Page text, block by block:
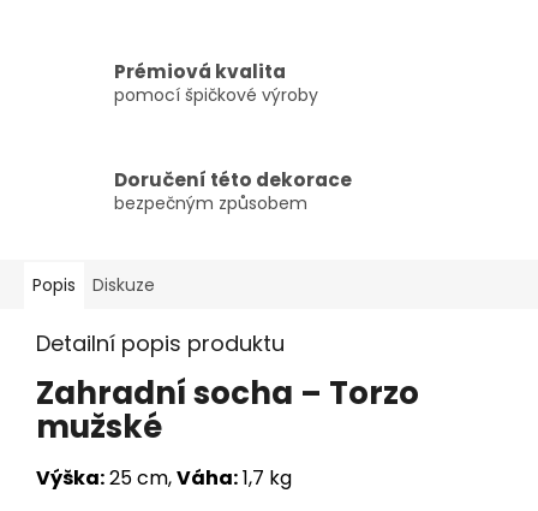
Prémiová kvalita
pomocí špičkové výroby
Doručení této dekorace
bezpečným způsobem
Popis Diskuze
Detailní popis produktu
Zahradní socha – Torzo
mužské
Výška:25 cm,Váha:1,7 kg